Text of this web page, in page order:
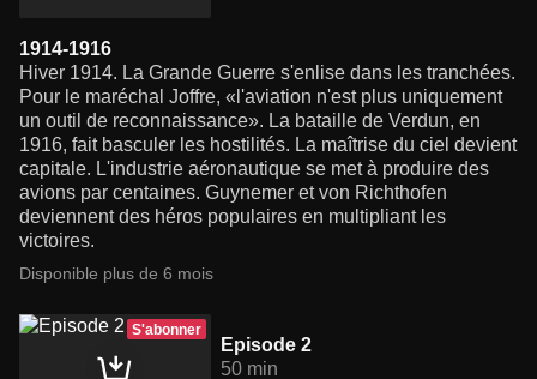
1914-1916
Hiver 1914. La Grande Guerre s'enlise dans les tranchées.
Pour le maréchal Joffre, «l'aviation n'est plus uniquement
un outil de reconnaissance». La bataille de Verdun, en
1916, fait basculer les hostilités. La maîtrise du ciel devient
capitale. L'industrie aéronautique se met à produire des
avions par centaines. Guynemer et von Richthofen
deviennent des héros populaires en multipliant les
victoires.
Disponible plus de 6 mois
S'abonner
Episode 2
50 min